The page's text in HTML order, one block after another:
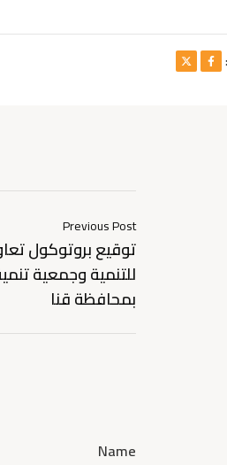
Previous Post
توقيع بروتوكول
للتنمية وجمعية
بمحافظة قنا
Name